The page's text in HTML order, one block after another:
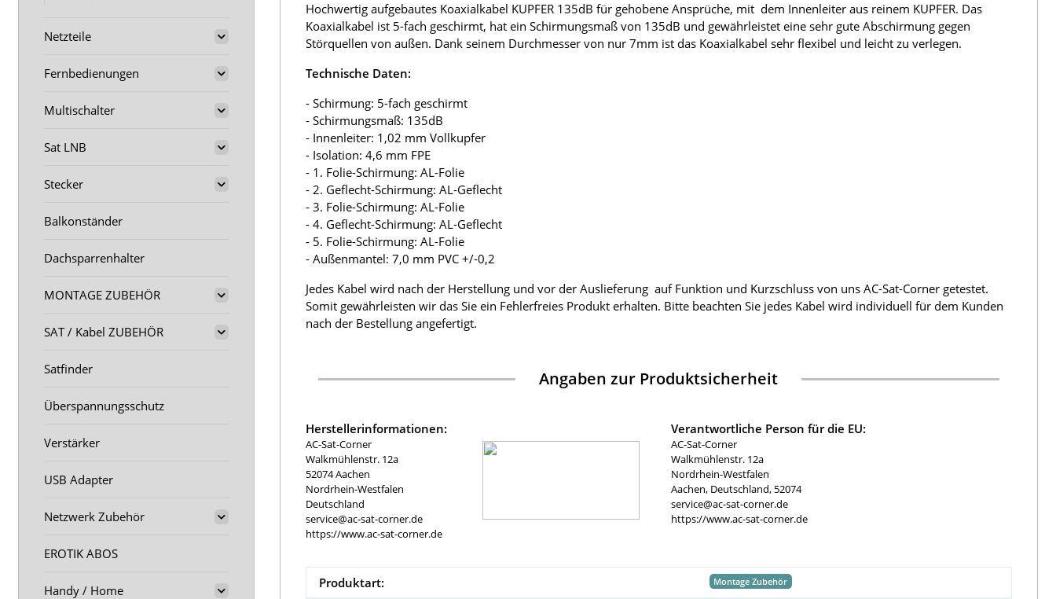
Hochwertig aufgebautes Koaxialkabel KUPFER 135dB für gehobene Ansprüche, mit dem Innenleiter aus reinem KUPFER. Das
Koaxialkabel ist 5-fach geschirmt, hat ein Schirmungsmaß von 135dB und gewährleistet eine sehr gute Abschirmung gegen
Störquellen von außen. Dank seinem Durchmesser von nur 7mm ist das Koaxialkabel sehr flexibel und leicht zu verlegen.
Technische Daten:
- Schirmung: 5-fach geschirmt
- Schirmungsmaß: 135dB
- Innenleiter: 1,02 mm Vollkupfer
- Isolation: 4,6 mm FPE
- 1. Folie-Schirmung: AL-Folie
- 2. Geflecht-Schirmung: AL-Geflecht
- 3. Folie-Schirmung: AL-Folie
- 4. Geflecht-Schirmung: AL-Geflecht
- 5. Folie-Schirmung: AL-Folie
- Außenmantel: 7,0 mm PVC +/-0,2
Jedes Kabel wird nach der Herstellung und vor der Auslieferung auf Funktion und Kurzschluss von uns AC-Sat-Corner getestet.
Somit gewährleisten wir das Sie ein Fehlerfreies Produkt erhalten. Bitte beachten Sie jedes Kabel wird individuell für dem Kunden
nach der Bestellung angefertigt.
Angaben zur Produktsicherheit
Herstellerinformationen:
AC-Sat-Corner
Walkmühlenstr. 12a
52074 Aachen
Nordrhein-Westfalen
Deutschland
service@ac-sat-corner.de
https://www.ac-sat-corner.de
Verantwortliche Person für die EU:
AC-Sat-Corner
Walkmühlenstr. 12a
Nordrhein-Westfalen
Aachen, Deutschland, 52074
service@ac-sat-corner.de
https://www.ac-sat-corner.de
Produktart: Montage Zubehör
Netzteile
Fernbedienungen
Multischalter
Sat LNB
Stecker
Balkonständer
Dachsparrenhalter
MONTAGE ZUBEHÖR
SAT / Kabel ZUBEHÖR
Satfinder
Überspannungsschutz
Verstärker
USB Adapter
Netzwerk Zubehör
EROTIK ABOS
Handy / Home